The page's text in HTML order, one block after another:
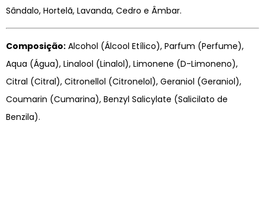
Sândalo, Hortelã, Lavanda, Cedro e Âmbar.
Composição: Alcohol (Álcool Etílico), Parfum (Perfume),
Aqua (Água), Linalool (Linalol), Limonene (D-Limoneno),
Citral (Citral), Citronellol (Citronelol), Geraniol (Geraniol),
Coumarin (Cumarina), Benzyl Salicylate (Salicilato de
Benzila).